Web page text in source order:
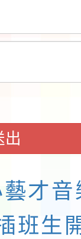
出
才
班生